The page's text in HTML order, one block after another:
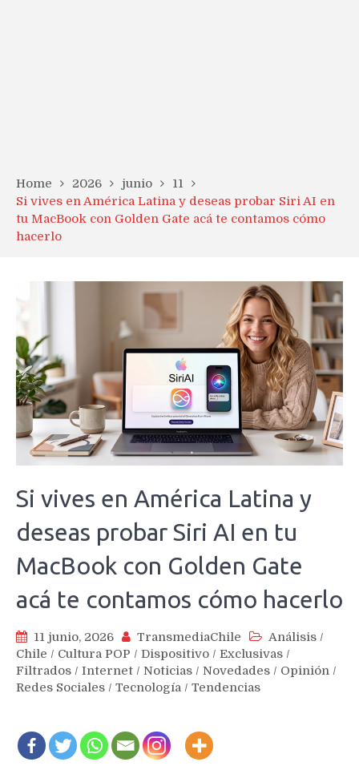
Home 2026 junio
11
Si vives en América Latina y deseas probar Siri AI en
tu MacBook con Golden Gate acá te contamos cómo
hacerlo
Si vives en América Latina y
deseas probar Siri AI en tu
MacBook con Golden Gate
acá te contamos cómo hacerlo
11 junio, 2026 TransmediaChile Análisis /
Chile / Cultura POP / Dispositivo / Exclusivas /
Filtrados / Internet / Noticias / Novedades / Opinión /
Redes Sociales / Tecnología / Tendencias